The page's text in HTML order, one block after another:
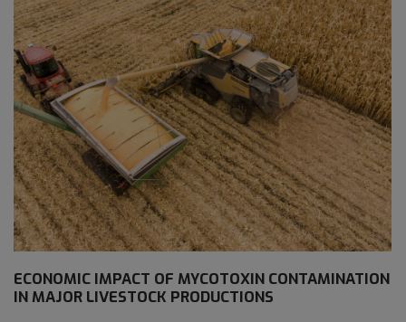
ECONOMIC IMPACT OF MYCOTOXIN CONTAMINATION
IN MAJOR LIVESTOCK PRODUCTIONS